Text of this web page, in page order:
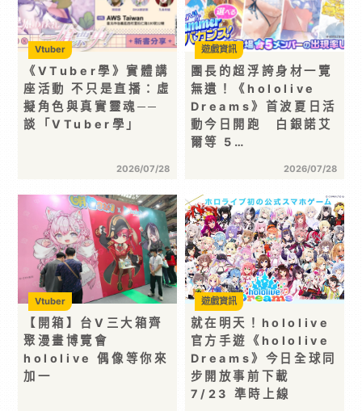
《VTuber學》實體講
座活動 不只是直播：虛
擬角色與真實靈魂──
談「VTuber學」
2026/07/28
Vtuber
團長的超浮誇身材一覽
無遺！《hololive
Dreams》首波夏日活
動今日開跑 白銀諾艾
爾等 5…
2026/07/28
遊戲資訊
【開箱】台V三大箱齊
聚漫畫博覽會
hololive 偶像等你來
加一
Vtuber
就在明天！hololive
官方手遊《hololive
Dreams》今日全球同
步開放事前下載
7/23 準時上線
遊戲資訊